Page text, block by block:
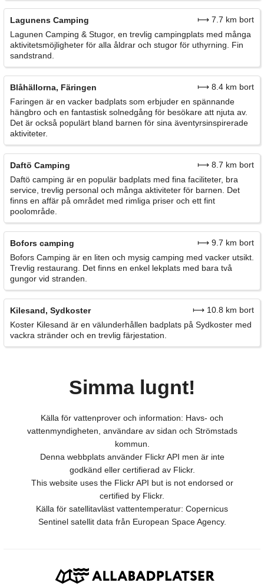
Lagunens Camping
⟼ 7.7 km bort
Lagunen Camping & Stugor, en trevlig campingplats med många
aktivitetsmöjligheter för alla åldrar och stugor för uthyrning. Fin
sandstrand.
Blåhällorna, Färingen
⟼ 8.4 km bort
Faringen är en vacker badplats som erbjuder en spännande
hängbro och en fantastisk solnedgång för besökare att njuta av.
Det är också populärt bland barnen för sina äventyrsinspirerade
aktiviteter.
Daftö Camping
⟼ 8.7 km bort
Daftö camping är en populär badplats med fina faciliteter, bra
service, trevlig personal och många aktiviteter för barnen. Det
finns en affär på området med rimliga priser och ett fint
poolområde.
Bofors camping
⟼ 9.7 km bort
Bofors Camping är en liten och mysig camping med vacker utsikt.
Trevlig restaurang. Det finns en enkel lekplats med bara två
gungor vid stranden.
Kilesand, Sydkoster
⟼ 10.8 km bort
Koster Kilesand är en välunderhållen badplats på Sydkoster med
vackra stränder och en trevlig färjestation.
Simma lugnt!
Källa för vattenprover och information: Havs- och
vattenmyndigheten, användare av sidan och Strömstads
kommun.
Denna webbplats använder Flickr API men är inte
godkänd eller certifierad av Flickr.
This website uses the Flickr API but is not endorsed or
certified by Flickr.
Källa för satellitavläst vattentemperatur: Copernicus
Sentinel satellit data från European Space Agency.